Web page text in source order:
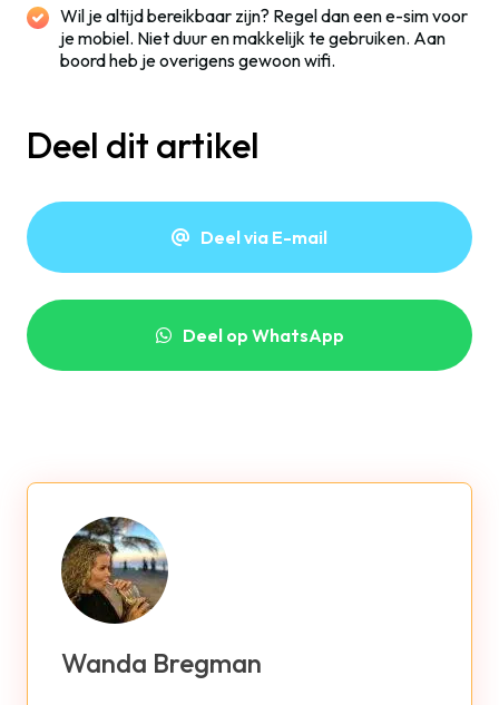
Wil je altijd bereikbaar zijn? Regel dan een e-sim voor
je mobiel. Niet duur en makkelijk te gebruiken. Aan
boord heb je overigens gewoon wifi.
Deel dit artikel
Deel via E-mail
Deel op WhatsApp
Wanda Bregman